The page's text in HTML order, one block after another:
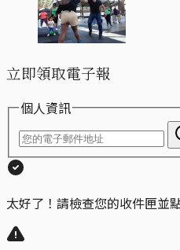
立即領取電子報
個人資訊
太好了！請檢查您的收件匣並